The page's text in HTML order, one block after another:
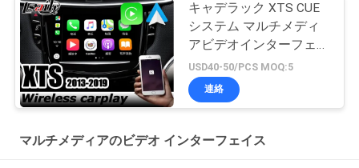
キャデラック XTS CUE
システム マルチメディ
アビデオインターフェー
ス
USD40-50/PCS MOQ:5
連絡
マルチメディアのビデオ インターフェイス